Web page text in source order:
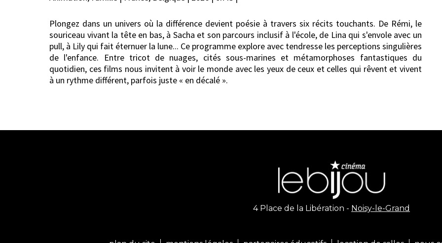
Plongez dans un univers où la différence devient poésie à travers six récits touchants. De Rémi, le
souriceau vivant la tête en bas, à Sacha et son parcours inclusif à l'école, de Lina qui s'envole avec un
pull, à Lily qui fait éternuer la lune... Ce programme explore avec tendresse les perceptions singulières
de l'enfance. Entre tricot de nuages, cités sous-marines et métamorphoses fantastiques du
quotidien, ces films nous invitent à voir le monde avec les yeux de ceux et celles qui rêvent et vivent
à un rythme différent, parfois juste « en décalé ».
4 Place de la Libération - Noisy-le-Grand